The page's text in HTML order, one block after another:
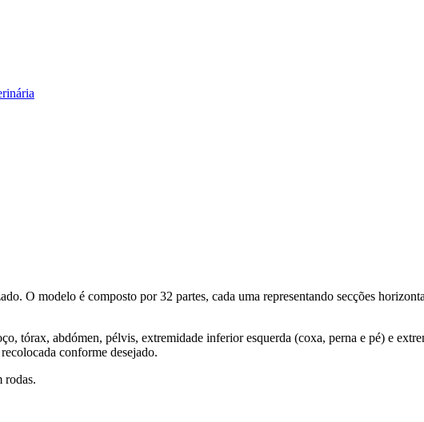
O modelo é composto por 32 partes, cada uma representando secções
tórax, abdómen, pélvis, extremidade inferior esquerda (coxa, perna e pé) e
conforme desejado.
rodas.